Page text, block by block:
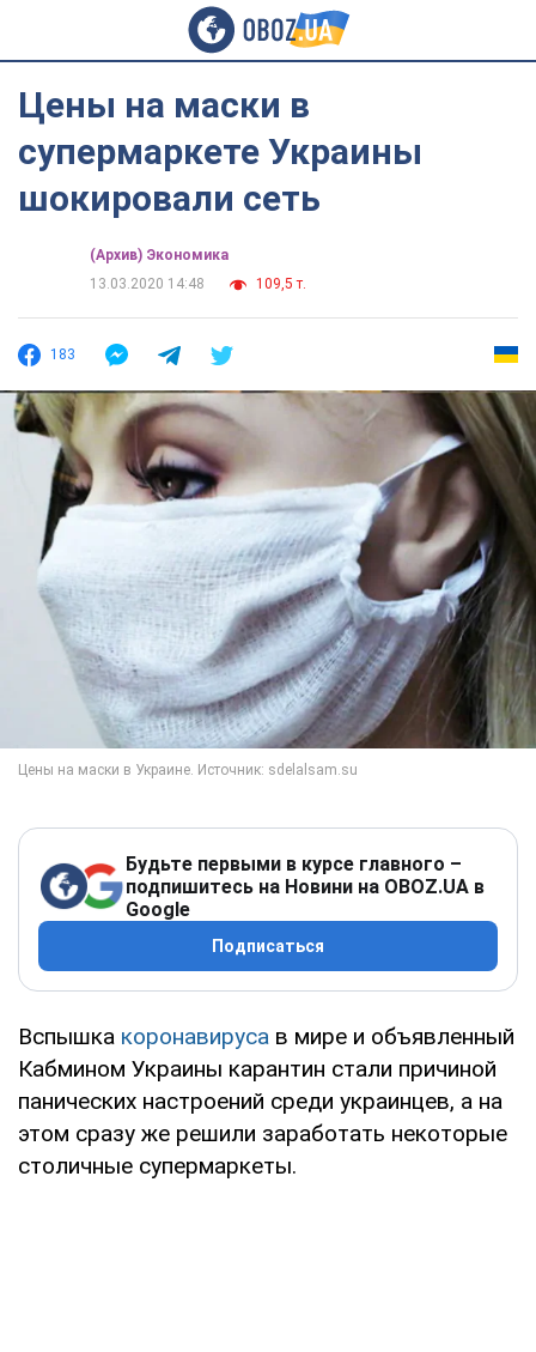
Цены на маски в
супермаркете Украины
шокировали сеть
(Архив) Экономика
13.03.2020 14:48
109,5 т.
183
Будьте первыми в курсе главного –
подпишитесь на Новини на OBOZ.UA в
Google
Подписаться
Вспышка коронавируса в мире и объявленный
Кабмином Украины карантин стали причиной
панических настроений среди украинцев, а на
этом сразу же решили заработать некоторые
столичные супермаркеты.